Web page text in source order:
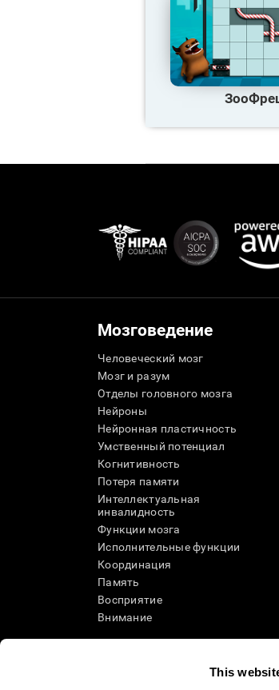
This
Мозговедение
Человеческий мозг
Мозг и разум
Отделы головного мозга
Нейроны
Нейронная пластичность
Умственный потенциал
Когнитивность
Потеря памяти
Интеллектуальная
инвалидность
Функции мозга
Исполнительные функции
Координация
Память
Восприятие
Внимание